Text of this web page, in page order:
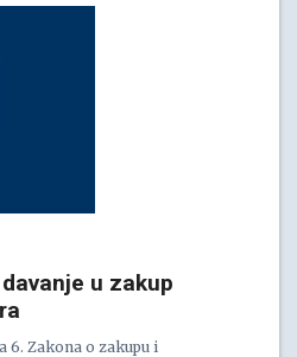
u zakup
6. Zakona o zakupu i